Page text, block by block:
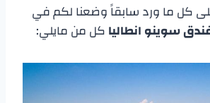
على كل ما ورد سابقاً وضعنا لكم في
سوينو انطالياكل من مايلي: